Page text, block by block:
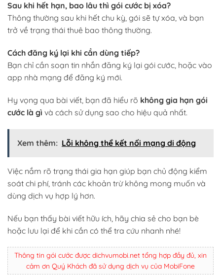
Sau khi hết hạn, bao lâu thì gói cước bị xóa?
Thông thường sau khi hết chu kỳ, gói sẽ tự xóa, và bạn
trở về trạng thái thuê bao thông thường.
Cách đăng ký lại khi cần dùng tiếp?
Bạn chỉ cần soạn tin nhắn đăng ký lại gói cước, hoặc vào
app nhà mạng để đăng ký mới.
Hy vọng qua bài viết, bạn đã hiểu rõ không gia hạn gói
cước là gì và cách sử dụng sao cho hiệu quả nhất.
Xem thêm: Lỗi không thể kết nối mạng di động
Việc nắm rõ trạng thái gia hạn giúp bạn chủ động kiểm
soát chi phí, tránh các khoản trừ không mong muốn và
dùng dịch vụ hợp lý hơn.
Nếu bạn thấy bài viết hữu ích, hãy chia sẻ cho bạn bè
hoặc lưu lại để khi cần có thể tra cứu nhanh nhé!
Thông tin gói cước được dichvumobi.net tổng hợp đầy đủ, xin
cảm ơn Quý Khách đã sử dụng dịch vụ của MobiFone